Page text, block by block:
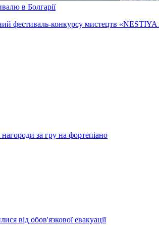
в Болгарії
фестиваль-конкурсу мистецтв
за гру на фортепіано
від обов'язкової евакуації